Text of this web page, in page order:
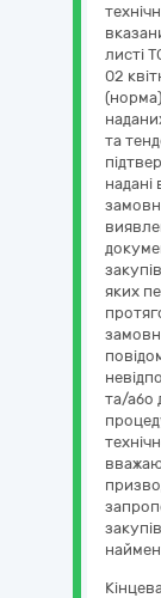
листі
02
(норма)
та
яких
та/або